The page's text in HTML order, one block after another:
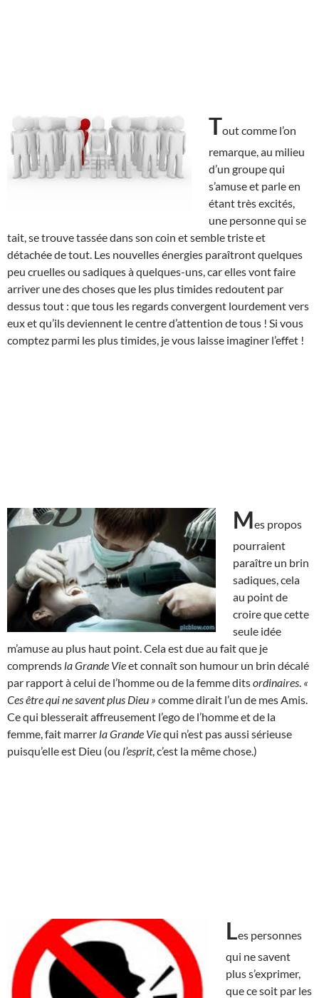
Tout comme l’on
remarque, au milieu
d’un groupe qui
s’amuse et parle en
étant très excités,
une personne qui se
tait, se trouve tassée dans son coin et semble triste et
détachée de tout. Les nouvelles énergies paraîtront quelques
peu cruelles ou sadiques à quelques-uns, car elles vont faire
arriver une des choses que les plus timides redoutent par
dessus tout : que tous les regards convergent lourdement vers
eux et qu’ils deviennent le centre d’attention de tous ! Si vous
comptez parmi les plus timides, je vous laisse imaginer l’effet !
Mes propos
pourraient
paraître un brin
sadiques, cela
au point de
croire que cette
seule idée
m’amuse au plus haut point. Cela est due au fait que je
comprends la Grande Vieet connaît son humour un brin décalé
par rapport à celui de l’homme ou de la femme ditsordinaires «
Ces être qui ne savent plus Dieu » comme dirait l’un de mes Amis.
Ce qui blesserait affreusement l’ego de l’homme et de la
femme, fait marrer la Grande Viequi n’est pas aussi sérieuse
puisqu’elle est Dieu (ou l’esprit, c’est la même chose.)
Les personnes
qui ne savent
plus s’exprimer,
que ce soit par les